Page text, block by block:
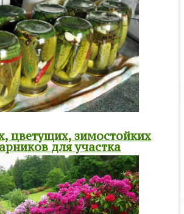
цветущих, зимостойких
для участка